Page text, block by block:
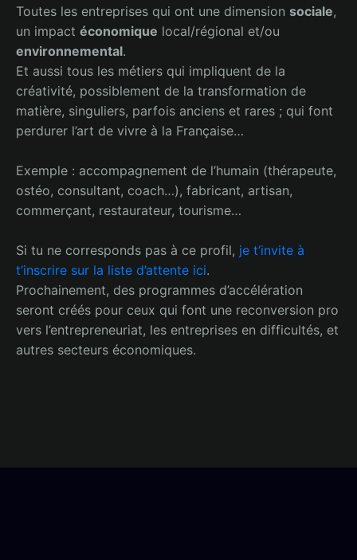
Toutes les entreprises qui ont une dimension sociale,
un impact économique local/régional et/ou
environnemental.
Et aussi tous les métiers qui impliquent de la
créativité, possiblement de la transformation de
matière, singuliers, parfois anciens et rares ; qui font
perdurer l’art de vivre à la Française…
Exemple : accompagnement de l’humain (thérapeute,
ostéo, consultant, coach…), fabricant, artisan,
commerçant, restaurateur, tourisme…
Si tu ne corresponds pas à ce profil, je t’invite à
t’inscrire sur la liste d’attente ici.
Prochainement, des programmes d’accélération
seront créés pour ceux qui font une reconversion pro
vers l’entrepreneuriat, les entreprises en difficultés, et
autres secteurs économiques.